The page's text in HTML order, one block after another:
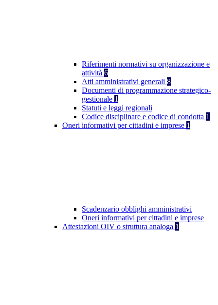
Riferimenti normativi su organizzazione e
attività 6
Atti amministrativi generali 8
Documenti di programmazione strategico-
gestionale 1
Statuti e leggi regionali
Codice disciplinare e codice di condotta 1
Oneri informativi per cittadini e imprese 1
Scadenzario obblighi amministrativi
Oneri informativi per cittadini e imprese
Attestazioni OIV o struttura analoga 1